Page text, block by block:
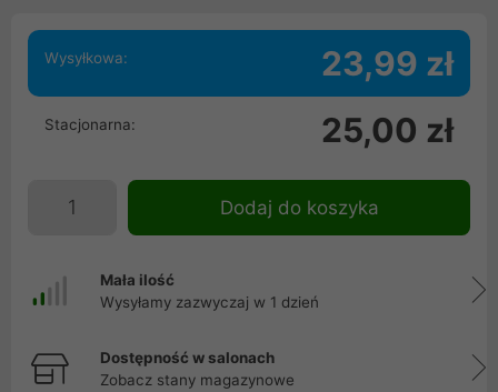
Wysyłkowa: 23,99 zł
Stacjonarna: 25,00 zł
Dodaj do koszyka
Mała ilość
Wysyłamy zazwyczaj w 1 dzień
Dostępność w salonach
Zobacz stany magazynowe